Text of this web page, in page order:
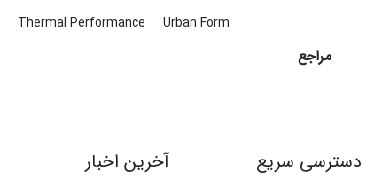
Thermal Performance Urban Form
مراجع
دسترسی سریع آخرین اخبار